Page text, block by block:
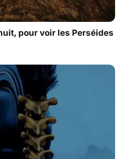
pour voir les Perséides